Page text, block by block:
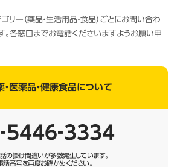
リー（薬品・生活用品・食品）ごとにお問い合わ
。各窓口までお電話くださいますようお願い申
・医薬品・健康食品について
の掛け間違いが多数発生しています。
話番号を再度お確かめください。